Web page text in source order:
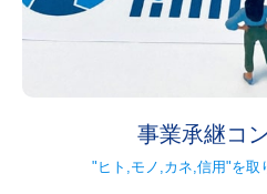
事業承継コ
"ヒト,モノ,カネ,信用"を取